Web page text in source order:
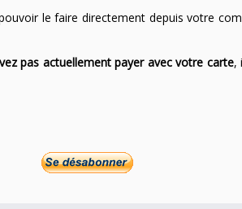
le faire directement depuis votre
pas actuellement payer avec votre carte,